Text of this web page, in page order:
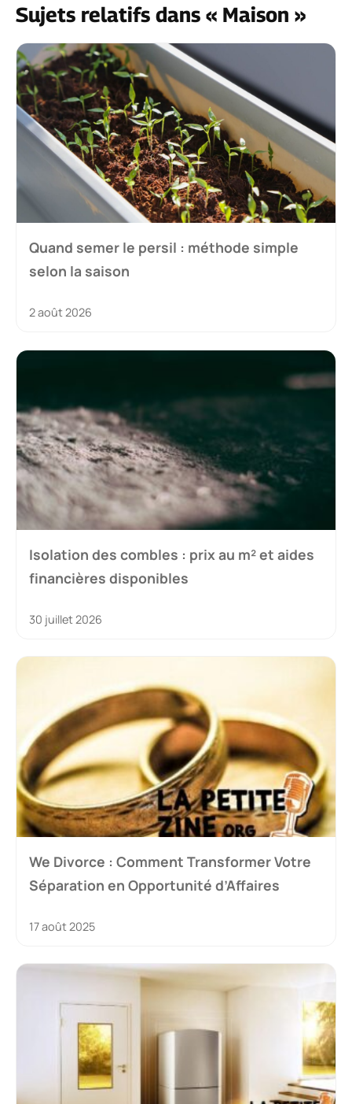
Sujets relatifs dans « Maison »
Quand semer le persil : méthode simple
selon la saison
2 août 2026
Isolation des combles : prix au m² et aides
financières disponibles
30 juillet 2026
We Divorce : Comment Transformer Votre
Séparation en Opportunité d’Affaires
17 août 2025